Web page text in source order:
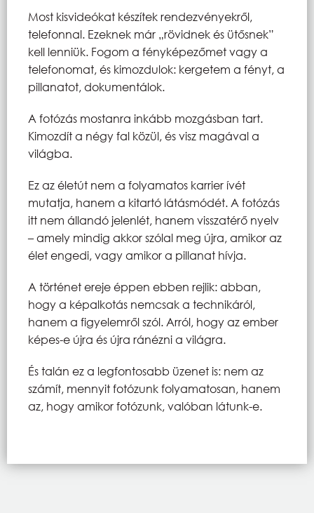
Most kisvideókat készítek rendezvényekről,
telefonnal. Ezeknek már „rövidnek és ütősnek”
kell lenniük. Fogom a fényképezőmet vagy a
telefonomat, és kimozdulok: kergetem a fényt, a
pillanatot, dokumentálok.
A fotózás mostanra inkább mozgásban tart.
Kimozdít a négy fal közül, és visz magával a
világba.
Ez az életút nem a folyamatos karrier ívét
mutatja, hanem a kitartó látásmódét. A fotózás
itt nem állandó jelenlét, hanem visszatérő nyelv
– amely mindig akkor szólal meg újra, amikor az
élet engedi, vagy amikor a pillanat hívja.
A történet ereje éppen ebben rejlik: abban,
hogy a képalkotás nemcsak a technikáról,
hanem a figyelemről szól. Arról, hogy az ember
képes-e újra és újra ránézni a világra.
És talán ez a legfontosabb üzenet is: nem az
számít, mennyit fotózunk folyamatosan, hanem
az, hogy amikor fotózunk, valóban látunk-e.